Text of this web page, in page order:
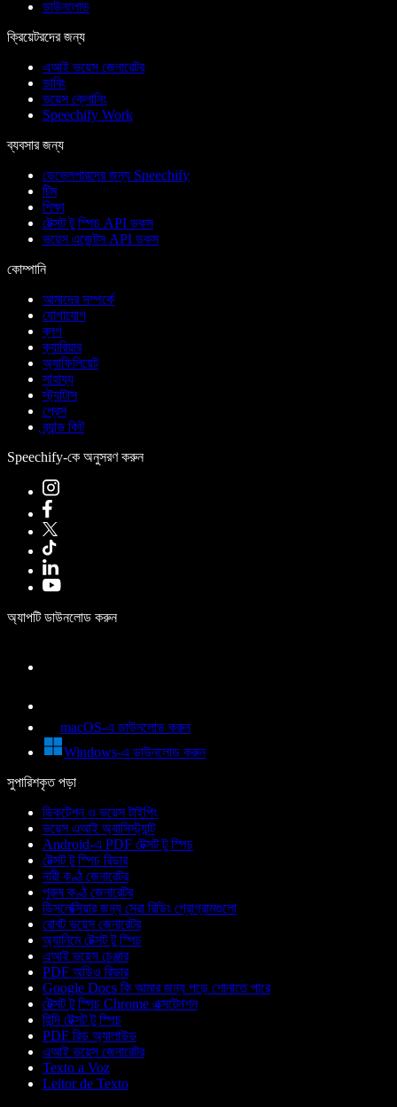
ডাউনলোড
ক্রিয়েটরদের জন্য
এআই ভয়েস জেনারেটর
ডাবিং
ভয়েস ক্লোনিং
Speechify Work
ব্যবসার জন্য
ডেভেলপারদের জন্য Speechify
টিম
শিক্ষা
টেক্সট টু স্পিচ API ডকস
ভয়েস এজেন্টস API ডকস
কোম্পানি
আমাদের সম্পর্কে
যোগাযোগ
ব্লগ
ক্যারিয়ার
অ্যাফিলিয়েট
সাহায্য
স্ট্যাটাস
প্রেস
ব্র্যান্ড কিট
Speechify-কে অনুসরণ করুন
অ্যাপটি ডাউনলোড করুন
macOS-এ ডাউনলোড করুন
Windows-এ ডাউনলোড করুন
সুপারিশকৃত পড়া
ডিকটেশন ও ভয়েস টাইপিং
ভয়েস এআই অ্যাসিস্ট্যান্ট
Android-এ PDF টেক্সট টু স্পিচ
টেক্সট টু স্পিচ রিডার
নারী কণ্ঠ জেনারেটর
পুরুষ কণ্ঠ জেনারেটর
ডিসলেক্সিয়ার জন্য সেরা রিডিং প্রোগ্রামগুলো
রোবট ভয়েস জেনারেটর
অ্যানিমে টেক্সট টু স্পিচ
এআই ভয়েস চেঞ্জার
PDF অডিও রিডার
Google Docs কি আমার জন্য পড়ে শোনাতে পারে
টেক্সট টু স্পিচ Chrome এক্সটেনশন
হিন্দি টেক্সট টু স্পিচ
PDF রিড অ্যালাউড
এআই ভয়েস জেনারেটর
Texto a Voz
Leitor de Texto